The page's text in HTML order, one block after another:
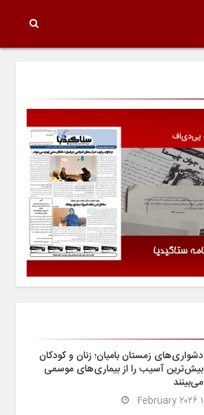
دشواری‌های زمستان بامیان؛ زنان و کودکان
بیش‌ترین آسیب را از بیماری‌های موسمی
می‌بینند
۱ February ۲۰۲۶